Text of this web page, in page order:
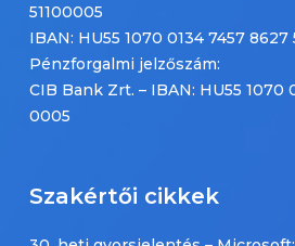
51100005
IBAN: HU55 1070 0134 7457 8627
Pénzforgalmi jelzőszám:
CIB Bank Zrt. – IBAN: HU55 1070
0005
Szakértői cikkek